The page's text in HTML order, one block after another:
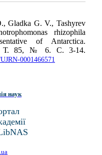
Gladka G. V., Tashyrev
rhizophila
of Antarctica.
Т. 85, № 6. С. 3-14.
0001466571
наук